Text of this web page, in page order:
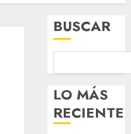
BUSCAR
LO MÁS
RECIENTE